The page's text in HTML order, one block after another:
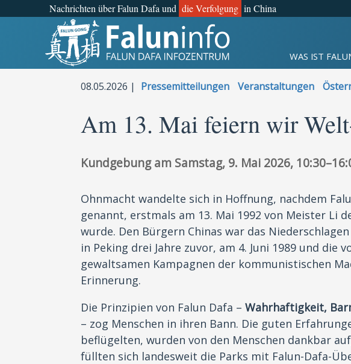
Nachrichten über Falun Dafa und die Verfolgung in China
WAS IST
Was ist Falun Gong?
Warum verfolgt?
Pressemitteilungen
Persönliche Geschichten
Neueste Nachrichten
Newsletter
08.05.2026 | Pressemitteilungen Veranstaltungen
Am 13. Mai feiern wir
Kundgebung am Samstag, 9. Mai 2026,
Ohnmacht wandelte sich in Hoffnung, nachdem
genannt, erstmals am 13. Mai 1992 von Meister Li
wurde. Den Bürgern Chinas war das
in Peking drei Jahre zuvor, am 4. Juni 1989 und die
gewaltsamen Kampagnen der kommunistischen
Erinnerung.
Die Prinzipien von Falun Dafa – Wahrhaftigkeit,
– zog Menschen in ihren Bann. Die guten
beflügelten, wurden von den Menschen dankbar
füllten sich landesweit die Parks mit Falun-Dafa-